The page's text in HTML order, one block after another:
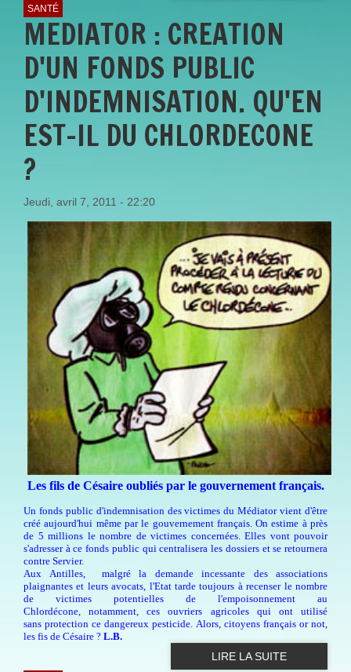
SANTÉ
MEDIATOR : CREATION
D'UN FONDS PUBLIC
D'INDEMNISATION. QU'EN
EST-IL DU CHLORDECONE
?
Jeudi, avril 7, 2011 - 22:20
Les fils de Césaire oubliés par le gouvernement français.
Un fonds public d'indemnisation des victimes du Médiator vient d'être
créé aujourd'hui même par le gouvernement français. On estime à près
de 5 millions le nombre de victimes concernées. Elles vont pouvoir
s'adresser à ce fonds public qui centralisera les dossiers et se retournera
contre Servier.
Aux Antilles, malgré la demande incessante des associations
plaignantes et leurs avocats, l'Etat tarde toujours à recenser le nombre
de victimes potentielles de l'empoisonnement au
Chlordécone, notamment, ces ouvriers agricoles qui ont utilisé
sans protection ce dangereux pesticide. Alors, citoyens français or not,
les fis de Césaire ? L.B.
LIRE LA SUITE